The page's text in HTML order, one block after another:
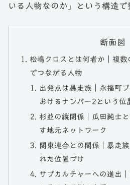
いる人物なのか」という構造で
断面図
松嶋クロスとは何者か｜複
でつながる人物
出発点は暴走族｜永福町
おけるナンバー2という位
杉並の縦関係｜瓜田純士
す地元ネットワーク
関東連合との関係｜暴走
れた位置づけ
サブカルチャーへの進出